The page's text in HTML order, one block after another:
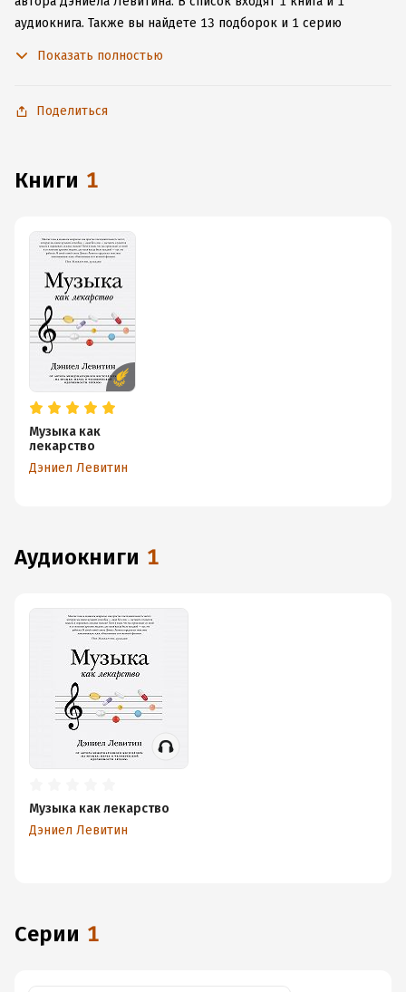
аудиокнига. Также вы найдете 13 подборок и 1 серию
приложение для iOS или Android, чтобы не расставаться
Показать полностью
Поделиться
книги 1
Музыка как
лекарство
Дэниел Левитин
аудиокниги 1
Музыка как лекарство
Дэниел Левитин
Серии 1